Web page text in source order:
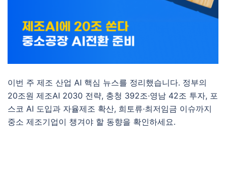
이번 주 제조 산업 AI 핵심 뉴스를 정리했습니다. 정부의
20조원 제조AI 2030 전략, 충청 392조·영남 42조 투자, 포
스코 AI 도입과 자율제조 확산, 희토류·최저임금 이슈까지
중소 제조기업이 챙겨야 할 동향을 확인하세요.